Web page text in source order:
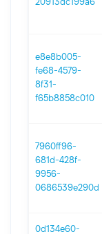
e8e8b005-
fe68-4579-
8f31-
f65b8858c010
7960ff96-
681d-428f-
9956-
0686539e290d
0d134e60-